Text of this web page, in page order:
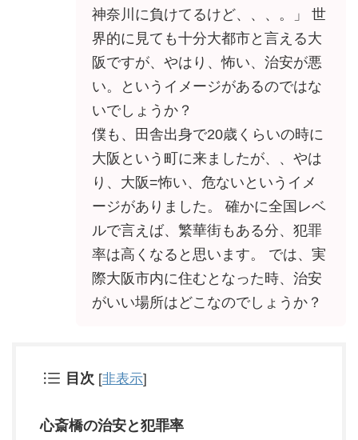
神奈川に負けてるけど、、、。」 世
界的に見ても十分大都市と言える大
阪ですが、やはり、怖い、治安が悪
い。というイメージがあるのではな
いでしょうか？
僕も、田舎出身で20歳くらいの時に
大阪という町に来ましたが、、やは
り、大阪=怖い、危ないというイメ
ージがありました。 確かに全国レベ
ルで言えば、繁華街もある分、犯罪
率は高くなると思います。 では、実
際大阪市内に住むとなった時、治安
がいい場所はどこなのでしょうか？
目次 [非表示]
心斎橋の治安と犯罪率